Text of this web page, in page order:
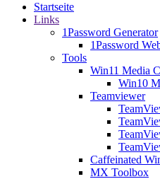
Startseite
Links
1Password Generator
1Password
Tools
Win11 Media
Win10
Teamviewer
Caffeinated
MX Toolbox